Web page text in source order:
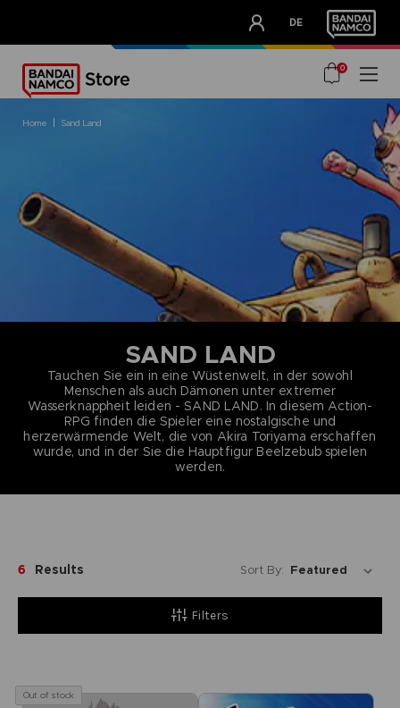
DE
OUR ADVANTAGES
0
home sand land
SAND LAND
Tauchen Sie ein in eine Wüstenwelt, in der sowohl
Menschen als auch Dämonen unter extremer
Wasserknappheit leiden - SAND LAND. In diesem Action-
RPG finden die Spieler eine nostalgische und
herzerwärmende Welt, die von Akira Toriyama erschaffen
wurde, und in der Sie die Hauptfigur Beelzebub spielen
werden.
Filters
6 Results Sort By:
Out of stock